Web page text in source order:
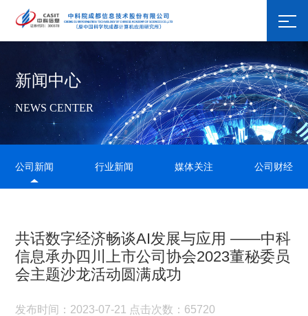
新闻中心
NEWS CENTER
公司新闻 行业新闻 媒体关注 公司财经
共话数字经济畅谈AI发展与应用 ——中科
信息承办四川上市公司协会2023董秘委员
会主题沙龙活动圆满成功
发布时间：2023-07-21 点击次数：65720